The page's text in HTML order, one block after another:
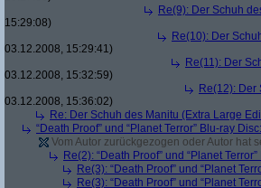
Re(9): Der Schuh
15:29:08)
Re(10): Der
03.12.2008, 15:29:41)
Re(11): Der
03.12.2008, 15:32:59)
Re(12): Der
03.12.2008, 15:36:02)
Re: Der Schuh des Manitu (Extra Large
“Death Proof” und “Planet Terror” Blu-ray
Vom Autor zurückgezogen oder Autor hat
Re(2): “Death Proof” und “Planet
Re(3): “Death Proof” und “Planet
Re(3): “Death Proof” und “Planet